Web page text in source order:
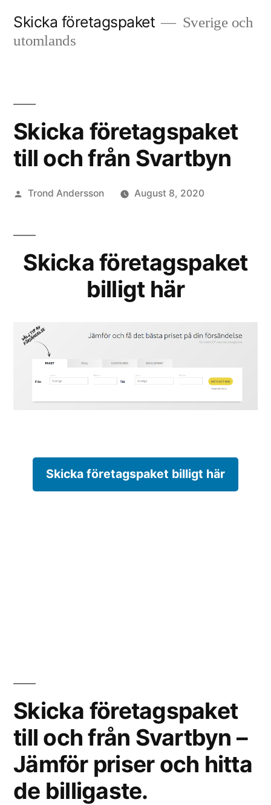
Skicka företagspaket
Sverige och
utomlands
Skicka företagspaket
till och från Svartbyn
Posted
Trond Andersson August 8, 2020
Skicka företagspaket
billigt här
Skicka företagspaket billigt här
Skicka företagspaket
till och från Svartbyn –
Jämför priser och hitta
de billigaste.